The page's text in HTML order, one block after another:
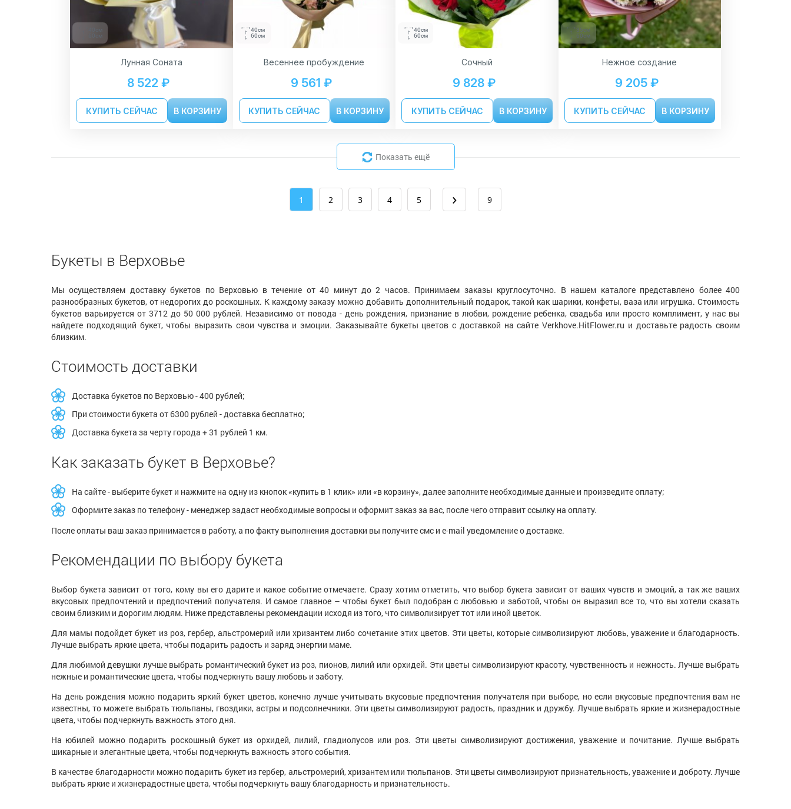
40см
60см
Лунная Соната
8 522 ₽
КУПИТЬ СЕЙЧАС В КОРЗИНУ
40см
60см
Весеннее пробуждение
9 561 ₽
КУПИТЬ СЕЙЧАС В КОРЗИНУ
40см
60см
Сочный
9 828 ₽
КУПИТЬ СЕЙЧАС В КОРЗИНУ
35см
60см
Нежное создание
9 205 ₽
КУПИТЬ СЕЙЧАС В КОРЗИНУ
Показать ещё
1 2 3 4 5 › 9
Букеты в Верховье
Мы осуществляем доставку букетов по Верховью в течение от 40 минут до 2 часов. Принимаем заказы круглосуточно. В нашем каталоге представлено более 400
разнообразных букетов, от недорогих до роскошных. К каждому заказу можно добавить дополнительный подарок, такой как шарики, конфеты, ваза или игрушка. Стоимость
букетов варьируется от 3712 до 50 000 рублей. Независимо от повода - день рождения, признание в любви, рождение ребенка, свадьба или просто комплимент, у нас вы
найдете подходящий букет, чтобы выразить свои чувства и эмоции. Заказывайте букеты цветов с доставкой на сайте Verkhove.HitFlower.ru и доставьте радость своим
близким.
Стоимость доставки
Доставка букетов по Верховью - 400 рублей;
При стоимости букета от 6300 рублей - доставка бесплатно;
Доставка букета за черту города + 31 рублей 1 км.
Как заказать букет в Верховье?
На сайте - выберите букет и нажмите на одну из кнопок «купить в 1 клик» или «в корзину», далее заполните необходимые данные и произведите оплату;
Оформите заказ по телефону - менеджер задаст необходимые вопросы и оформит заказ за вас, после чего отправит ссылку на оплату.
После оплаты ваш заказ принимается в работу, а по факту выполнения доставки вы получите смс и e-mail уведомление о доставке.
Рекомендации по выбору букета
Выбор букета зависит от того, кому вы его дарите и какое событие отмечаете. Сразу хотим отметить, что выбор букета зависит от ваших чувств и эмоций, а так же ваших
вкусовых предпочтений и предпочтений получателя. И самое главное – чтобы букет был подобран с любовью и заботой, чтобы он выразил все то, что вы хотели сказать
своим близким и дорогим людям. Ниже представлены рекомендации исходя из того, что символизирует тот или иной цветок.
Для мамы подойдет букет из роз, гербер, альстромерий или хризантем либо сочетание этих цветов. Эти цветы, которые символизируют любовь, уважение и благодарность.
Лучше выбрать яркие цвета, чтобы подарить радость и заряд энергии маме.
Для любимой девушки лучше выбрать романтический букет из роз, пионов, лилий или орхидей. Эти цветы символизируют красоту, чувственность и нежность. Лучше выбрать
нежные и романтические цвета, чтобы подчеркнуть вашу любовь и заботу.
На день рождения можно подарить яркий букет цветов, конечно лучше учитывать вкусовые предпочтения получателя при выборе, но если вкусовые предпочтения вам не
известны, то можете выбрать тюльпаны, гвоздики, астры и подсолнечники. Эти цветы символизируют радость, праздник и дружбу. Лучше выбрать яркие и жизнерадостные
цвета, чтобы подчеркнуть важность этого дня.
На юбилей можно подарить роскошный букет из орхидей, лилий, гладиолусов или роз. Эти цветы символизируют достижения, уважение и почитание. Лучше выбрать
шикарные и элегантные цвета, чтобы подчеркнуть важность этого события.
В качестве благодарности можно подарить букет из гербер, альстромерий, хризантем или тюльпанов. Эти цветы символизируют признательность, уважение и доброту. Лучше
выбрать яркие и жизнерадостные цвета, чтобы подчеркнуть вашу благодарность и признательность.